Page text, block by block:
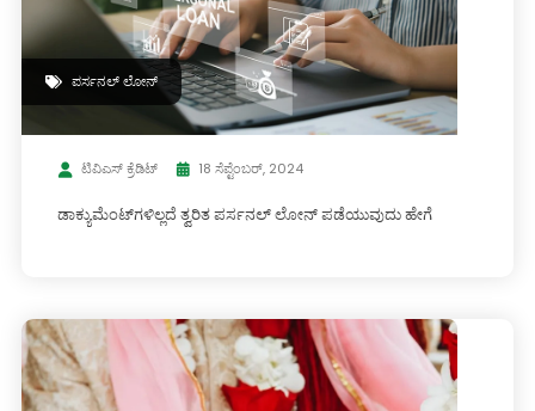
ಪರ್ಸನಲ್ ಲೋನ್
ಟಿವಿಎಸ್ ಕ್ರೆಡಿಟ್ 18 ಸೆಪ್ಟೆಂಬರ್, 2024
ಡಾಕ್ಯುಮೆಂಟ್‌ಗಳಿಲ್ಲದೆ ತ್ವರಿತ ಪರ್ಸನಲ್ ಲೋನ್ ಪಡೆಯುವುದು ಹೇಗೆ